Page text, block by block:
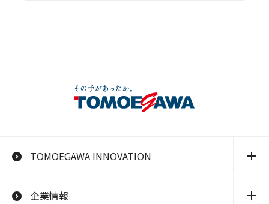
TOMOEGAWA INNOVATION
企業情報